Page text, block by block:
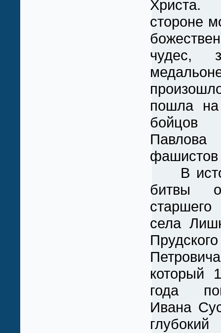
Христа.
стороне
чудес,
пошла
бойцов
фашистов
В
битвы
села
который
года
Ивана
глубокий